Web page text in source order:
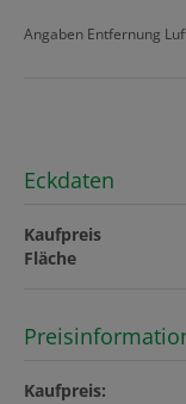
Angaben Entfernung
Eckdaten
Kaufpreis
Fläche
Kaufpreis: